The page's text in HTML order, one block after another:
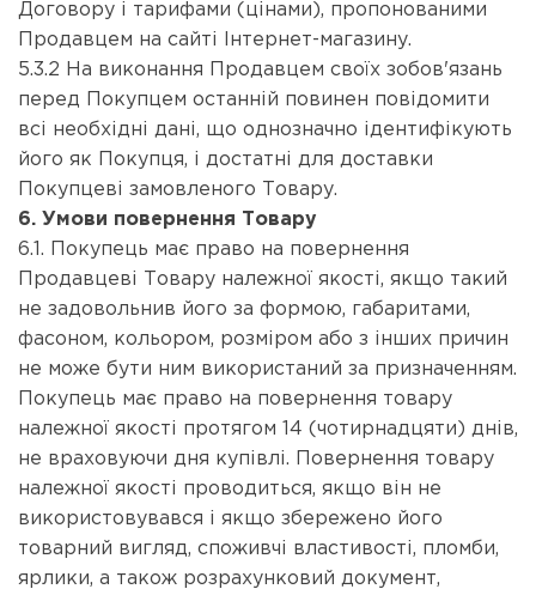
Договору і тарифами (цінами), пропонованими
Продавцем на сайті Інтернет-магазину.
5.3.2 На виконання Продавцем своїх зобов'язань
перед Покупцем останній повинен повідомити
всі необхідні дані, що однозначно ідентифікують
його як Покупця, і достатні для доставки
Покупцеві замовленого Товару.
6. Умови повернення Товару
6.1. Покупець має право на повернення
Продавцеві Товару належної якості, якщо такий
не задовольнив його за формою, габаритами,
фасоном, кольором, розміром або з інших причин
не може бути ним використаний за призначенням.
Покупець має право на повернення товару
належної якості протягом 14 (чотирнадцяти) днів,
не враховуючи дня купівлі. Повернення товару
належної якості проводиться, якщо він не
використовувався і якщо збережено його
товарний вигляд, споживчі властивості, пломби,
ярлики, а також розрахунковий документ,